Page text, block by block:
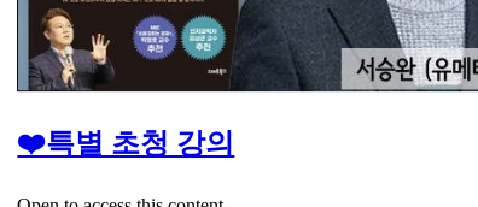
❤️특별 초청 강의